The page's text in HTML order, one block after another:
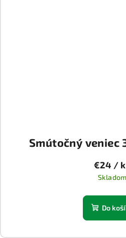
Smútočný veniec
€24 /
Skladom
Do